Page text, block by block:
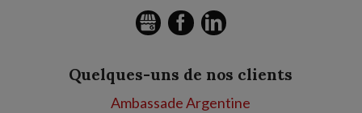
GMB FACEBOOK
Quelques-uns de nos clients
Ambassade Argentine